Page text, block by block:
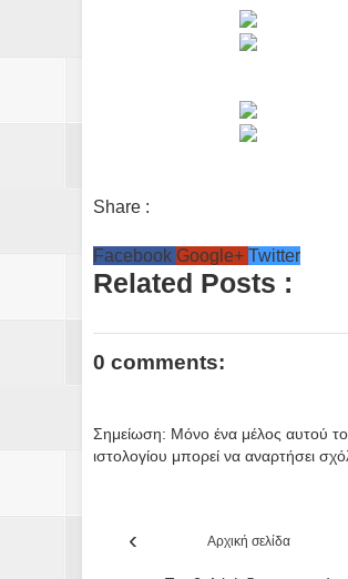
Share :
Facebook Google+ Twitter
Related Posts :
0 comments:
Σημείωση: Μόνο ένα μέλος αυτού
ιστολογίου μπορεί να αναρτήσει
‹ Αρχική σελίδα